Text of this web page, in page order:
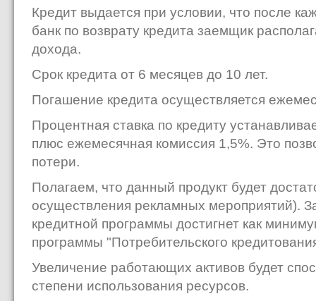
Кредит выдается при условии, что после
банк по возврату кредита заемщик
дохода.
Срок кредита от 6 месяцев до 10 лет.
Погашение кредита осуществляется
Процентная ставка по кредиту
плюс ежемесячная комиссия 1,5%. Это
потери.
Полагаем, что данный продукт будет
осуществления рекламных мероприятий).
кредитной программы достигнет как
программы "Потребительского
Увеличение работающих активов будет
степени использования ресурсов.